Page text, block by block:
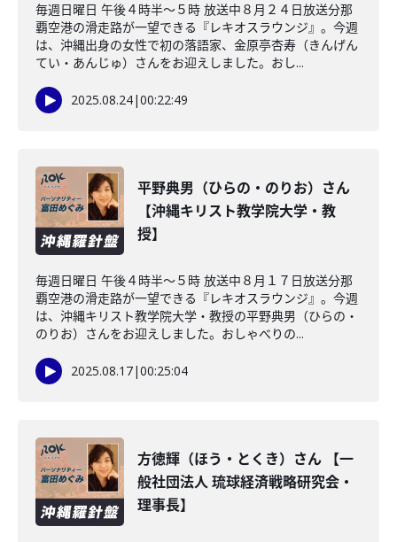
毎週日曜日 午後４時半～５時 放送中８月２４日放送分那
覇空港の滑走路が一望できる『レキオスラウンジ』。今週
は、沖縄出身の女性で初の落語家、金原亭杏寿（きんげん
てい・あんじゅ）さんをお迎えしました。おし...
2025.08.24|00:22:49
平野典男（ひらの・のりお）さん
【沖縄キリスト教学院大学・教
授】
毎週日曜日 午後４時半～５時 放送中８月１７日放送分那
覇空港の滑走路が一望できる『レキオスラウンジ』。今週
は、沖縄キリスト教学院大学・教授の平野典男（ひらの・
のりお）さんをお迎えしました。おしゃべりの...
2025.08.17|00:25:04
方徳輝（ほう・とくき）さん 【一
般社団法人 琉球経済戦略研究会・
理事長】